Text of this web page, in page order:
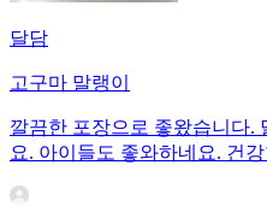
달담
고구마 말랭이
깔끔한 포장으로 좋왔습니다.
요. 아이들도 좋와하네요. 건